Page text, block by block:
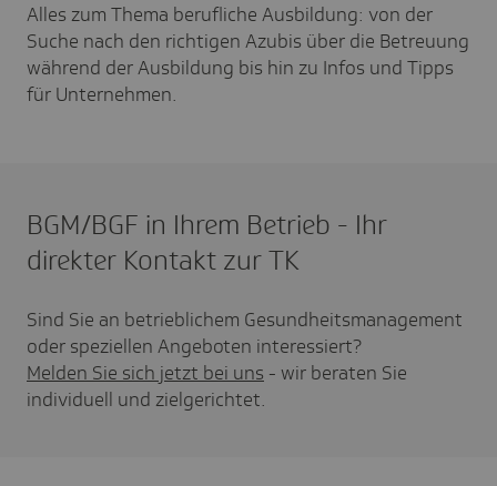
Alles zum Thema berufliche Ausbildung: von der
Suche nach den richtigen Azubis über die Betreuung
während der Ausbildung bis hin zu Infos und Tipps
für Unternehmen.
BGM/BGF in Ihrem Betrieb - Ihr
direkter Kontakt zur TK
Sind Sie an betrieblichem Gesundheitsmanagement
oder speziellen Angeboten interessiert?
Melden Sie sich jetzt bei uns - wir beraten Sie
individuell und zielgerichtet.